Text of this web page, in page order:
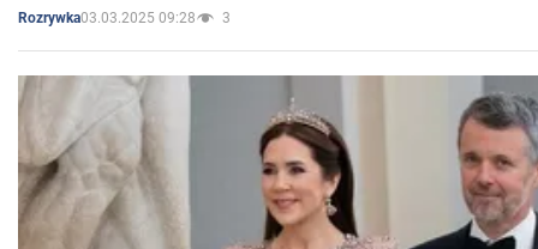
Rozrywka03.03.2025 09:28 3